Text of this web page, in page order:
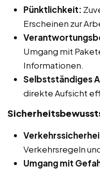
Pünktlichkeit:
Erscheinen zur
Umgang mit
Informationen.
Selbstständiges
direkte Aufsicht
Verkehrsregeln
Umgang mit